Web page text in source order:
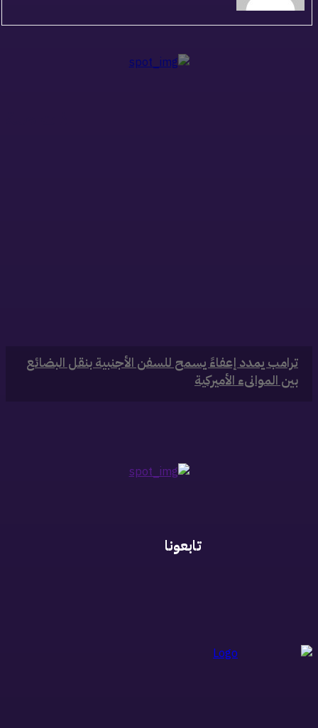
‏ترامب يمدد إعفاءً يسمح للسفن الأجنبية بنقل البضائع
بين الموانىء الأميركية
تابعونا